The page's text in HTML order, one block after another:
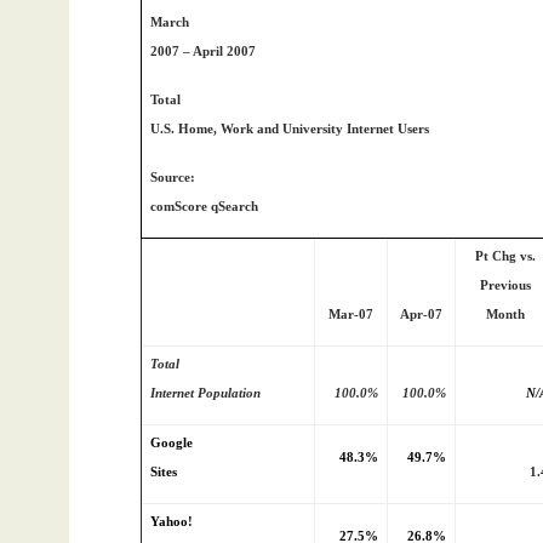
March
2007 – April 2007
Total
U.S. Home, Work and University Internet Users
Source:
comScore qSearch
Mar-07 Apr-07
Pt Chg vs.
Previous
Month
Total
Internet Population 100.0% 100.0% N/
Google
Sites
48.3%
49.7%
Yahoo!
27.5%
26.8%